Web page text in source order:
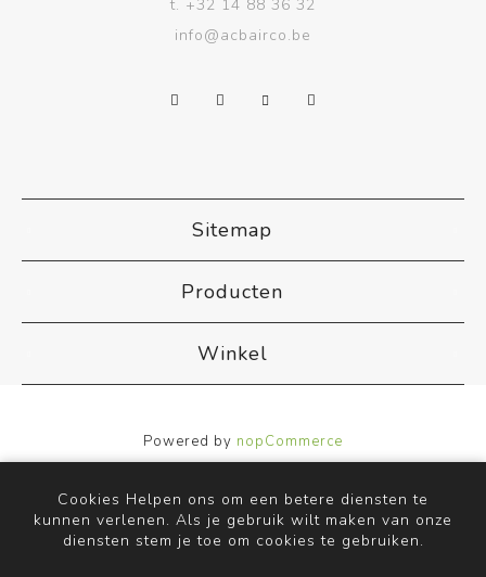
t. +32 14 88 36 32
info@acbairco.be
Sitemap
Producten
Winkel
Powered by nopCommerce
Designed byNop-Templates.com
Copyright ; 2026 ACB Airco. Alle rechten voorbehouden.
Cookies Helpen ons om een betere diensten te
kunnen verlenen. Als je gebruik wilt maken van onze
diensten stem je toe om cookies te gebruiken.